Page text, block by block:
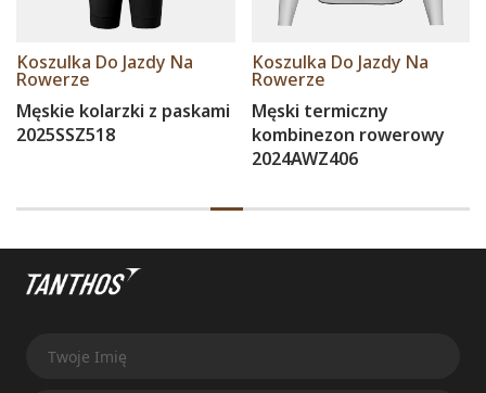
Koszulka Do Jazdy Na
Rowerze
Męskie kolarzki z paskami
2025SSZ518
Koszulka Do Jazdy Na
Rowerze
Męski termiczny
kombinezon rowerowy
2024AWZ406